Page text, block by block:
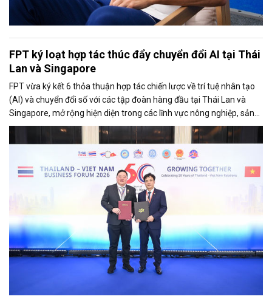
FPT ký loạt hợp tác thúc đẩy chuyển đổi AI tại Thái
Lan và Singapore
FPT vừa ký kết 6 thỏa thuận hợp tác chiến lược về trí tuệ nhân tạo
(AI) và chuyển đổi số với các tập đoàn hàng đầu tại Thái Lan và
Singapore, mở rộng hiện diện trong các lĩnh vực nông nghiệp, sản
xuất, tài chính, năng lượng, logistics và vận tải.